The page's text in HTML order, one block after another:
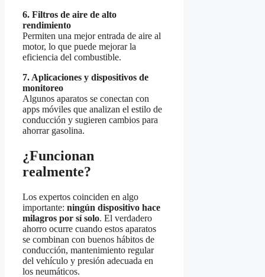
6. Filtros de aire de alto
rendimiento
Permiten una mejor entrada de aire al
motor, lo que puede mejorar la
eficiencia del combustible.
7. Aplicaciones y dispositivos de
monitoreo
Algunos aparatos se conectan con
apps móviles que analizan el estilo de
conducción y sugieren cambios para
ahorrar gasolina.
¿Funcionan
realmente?
Los expertos coinciden en algo
importante: ningún dispositivo hace
milagros por sí solo. El verdadero
ahorro ocurre cuando estos aparatos
se combinan con buenos hábitos de
conducción, mantenimiento regular
del vehículo y presión adecuada en
los neumáticos.